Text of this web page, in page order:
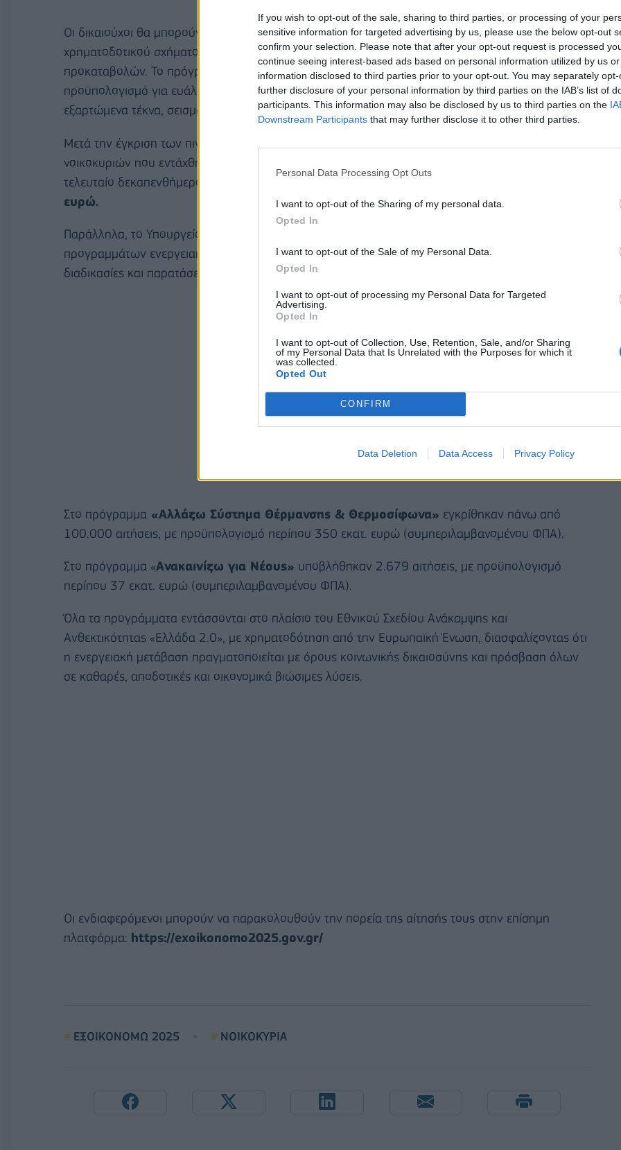
If you wish to opt-out of the sale, sharing to third parties, or processing of your
sensitive information for targeted advertising by us, please use the below opt-out
confirm your selection. Please note that after your opt-out request is processed
continue seeing interest-based ads based on personal information utilized by us
information disclosed to third parties prior to your opt-out. You may separately
further disclosure of your personal information by third parties on the IAB’s list of
participants. This information may also be disclosed by us to third parties on the
Downstream Participants that may further disclose it to other third parties.
Personal Data Processing Opt Outs
I want to opt-out of the Sharing of my personal data.
Opted In
I want to opt-out of the Sale of my Personal Data.
Opted In
I want to opt-out of processing my Personal Data for Targeted
Advertising.
Opted In
I want to opt-out of Collection, Use, Retention, Sale, and/or Sharing
of my Personal Data that Is Unrelated with the Purposes for which it
was collected.
Opted Out
CONFIRM
Data Deletion Data Access Privacy Policy
Οι δικαιούχοι θα μπορούν από αυτή την εβδομάδα να προχωρήσουν στην επιλογή
χρηματοδοτικού σχήματος, ενώ ταυτόχρονα θα ξεκινήσει η διαδικασία καταβολής των
προκαταβολών. Το πρόγραμμα προσφέρει υψηλά ποσοστά επιχορήγησης και ειδικό
προϋπολογισμό για ευάλωτα νοικοκυριά, οικογένειες με ΑμεΑ, οικογένειες με τρία ή περισσότερα
εξαρτώμενα τέκνα, σεισμόπληκτους και πληγέντες από φυσικές καταστροφές.
Μετά την έγκριση των πινάκων του
νοικοκυριών που εντάχθηκαν σε προγράμματα ενεργειακής αναβάθμισης και εξοικονόμησης το
τελευταίο δεκαπενθήμερο ξεπερνά τις
με συνολικό προϋπολογισμό πάνω από
ευρώ.
Παράλληλα, το Υπουργείο έχει υλοποιήσει σειρά πρωτοβουλιών για την ενίσχυση των
προγραμμάτων ενεργειακής αναβάθμισης, με αυξημένους προϋπολογισμούς, απλοποιημένες
διαδικασίες και παρατάσεις:
Στο πρόγραμμα «Αλλάζω Σύστημα Θέρμανσης & Θερμοσίφωνα» εγκρίθηκαν πάνω από
100.000 αιτήσεις, με προϋπολογισμό περίπου 350 εκατ. ευρώ (συμπεριλαμβανομένου ΦΠΑ).
Στο πρόγραμμα «Ανακαινίζω για Νέους» υποβλήθηκαν 2.679 αιτήσεις, με προϋπολογισμό
περίπου 37 εκατ. ευρώ (συμπεριλαμβανομένου ΦΠΑ).
Όλα τα προγράμματα εντάσσονται στο πλαίσιο του Εθνικού Σχεδίου Ανάκαμψης και
Ανθεκτικότητας «Ελλάδα 2.0», με χρηματοδότηση από την Ευρωπαϊκή Ένωση, διασφαλίζοντας ότι
η ενεργειακή μετάβαση πραγματοποιείται με όρους κοινωνικής δικαιοσύνης και πρόσβαση όλων
σε καθαρές, αποδοτικές και οικονομικά βιώσιμες λύσεις.
Οι ενδιαφερόμενοι μπορούν να παρακολουθούν την πορεία της αίτησής τους στην επίσημη
πλατφόρμα: https://exoikonomo2025.gov.gr/
ΕΞΟΙΚΟΝΟΜΩ 2025 ΝΟΙΚΟΚΥΡΙΑ